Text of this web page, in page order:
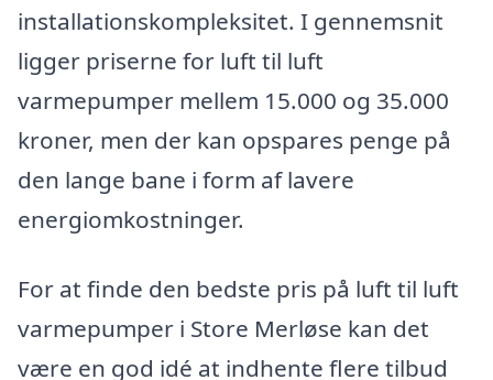
installationskompleksitet. I gennemsnit
ligger priserne for luft til luft
varmepumper mellem 15.000 og 35.000
kroner, men der kan opspares penge på
den lange bane i form af lavere
energiomkostninger.
For at finde den bedste pris på luft til luft
varmepumper i Store Merløse kan det
være en god idé at indhente flere tilbud